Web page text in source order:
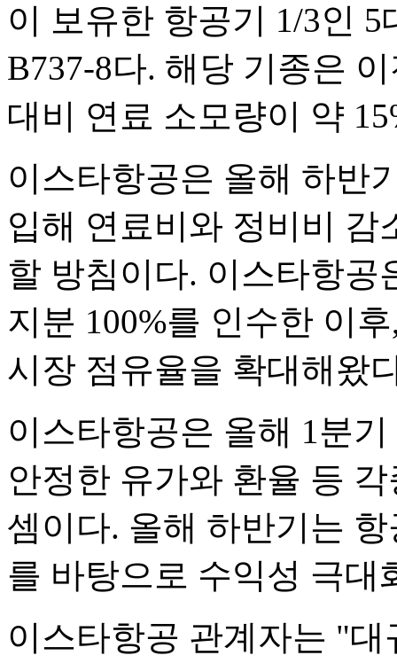
이 보유한 항공기 1/3인
B737-8다. 해당 기종은
대비 연료 소모량이 약
이스타항공은 올해 하반
입해 연료비와 정비비
할 방침이다. 이스타항공
지분 100%를 인수한 이
시장 점유율을 확대해왔
이스타항공은 올해 1분
안정한 유가와 환율 등
셈이다. 올해 하반기는
를 바탕으로 수익성 극대
이스타항공 관계자는 "